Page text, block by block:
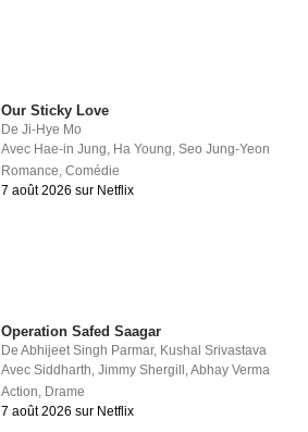
Our Sticky Love
DeJi-Hye Mo
Avec Hae-in Jung, Ha Young,Seo Jung-Yeon
Romance,Comédie
7 août 2026 sur Netflix
Operation Safed Saagar
DeAbhijeet Singh Parmar, Kushal Srivastava
AvecSiddharth,Jimmy Shergill ,Abhay Verma
Action, Drame
7 août 2026 sur Netflix